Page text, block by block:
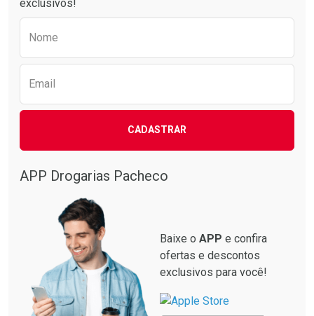
exclusivos!
Nome
Email
CADASTRAR
APP Drogarias Pacheco
Baixe o APP e confira
ofertas e descontos
exclusivos para você!